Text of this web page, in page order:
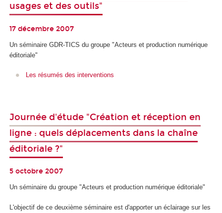
usages et des outils"
17 décembre 2007
Un séminaire GDR-TICS du groupe "Acteurs et production numérique
éditoriale"
Les résumés des interventions
Journée d'étude "Création et réception en
ligne : quels déplacements dans la chaîne
éditoriale ?"
5 octobre 2007
Un séminaire du groupe "Acteurs et production numérique éditoriale"
L'objectif de ce deuxième séminaire est d'apporter un éclairage sur les